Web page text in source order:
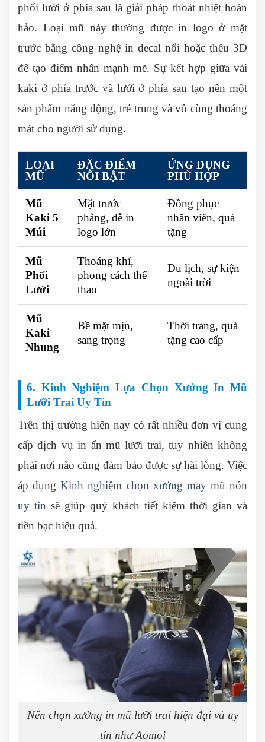
phối lưới ở phía sau là giải pháp thoát nhiệt hoàn
hảo. Loại mũ này thường được in logo ở mặt
trước bằng công nghệ in decal nổi hoặc thêu 3D
để tạo điểm nhấn mạnh mẽ. Sự kết hợp giữa vải
kaki ở phía trước và lưới ở phía sau tạo nên một
sản phẩm năng động, trẻ trung và vô cùng thoáng
mát cho người sử dụng.
LOẠI
MŨ
ĐẶC ĐIỂM
NỔI BẬT
ỨNG DỤNG
PHÙ HỢP
Mũ
Kaki 5
Múi
Mặt trước
phẳng, dễ in
logo lớn
Đồng phục
nhân viên, quà
tặng
Mũ
Phối
Lưới
Thoáng khí,
phong cách thể
thao
Du lịch, sự kiện
ngoài trời
Mũ
Kaki
Nhung
Bề mặt mịn,
sang trọng
Thời trang, quà
tặng cao cấp
6. Kinh Nghiệm Lựa Chọn Xưởng In Mũ
Lưỡi Trai Uy Tín
Trên thị trường hiện nay có rất nhiều đơn vị cung
cấp dịch vụ in ấn mũ lưỡi trai, tuy nhiên không
phải nơi nào cũng đảm bảo được sự hài lòng. Việc
áp dụngKinh nghiệm chọn xưởng may mũ nón
uy tín sẽ giúp quý khách tiết kiệm thời gian và
tiền bạc hiệu quả.
Nên chọn xưởng in mũ lưỡi trai hiện đại và uy
tín như Aomoi